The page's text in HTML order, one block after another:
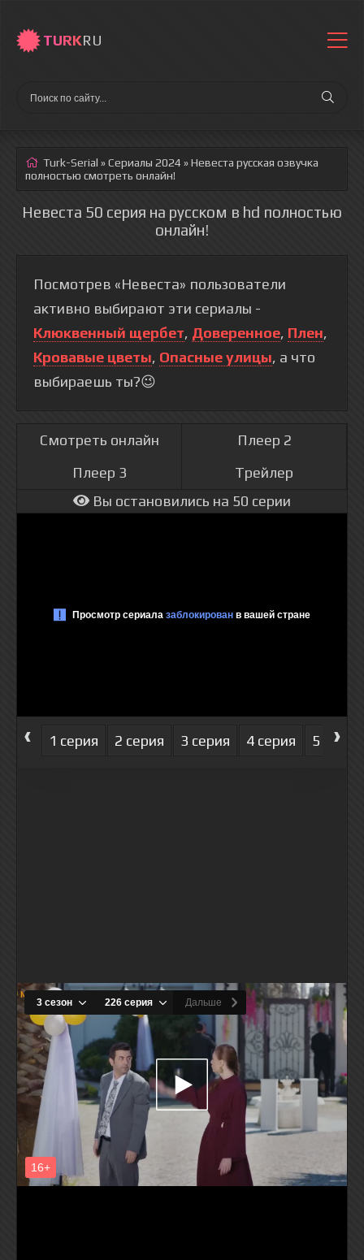
TURKRU
Turk-Serial »Сериалы 2024 » Невеста русская озвучка
полностью смотреть онлайн!
Невеста 50 серия на русском в hd полностью
онлайн!
Посмотрев «Невеста» пользователи
активно выбирают эти сериалы -
Клюквенный щербет, Доверенное, Плен,
Кровавые цветы, Опасные улицы, а что
выбираешь ты?😉
Смотреть онлайн
Плеер 2
Плеер 3
Трейлер
Вы остановились на 50 серии
‹ 1 серия 2 серия 3 серия 4 серия 5 серия
›